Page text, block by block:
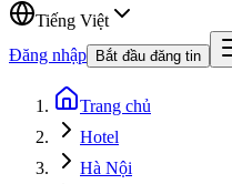
Tiếng Việt
Đăng nhập
Bắt đầu đăng tin
Trang chủ
Hotel
Hà Nội